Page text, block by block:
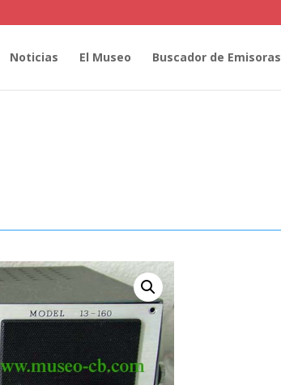
Noticias El Museo Buscador de Emisoras